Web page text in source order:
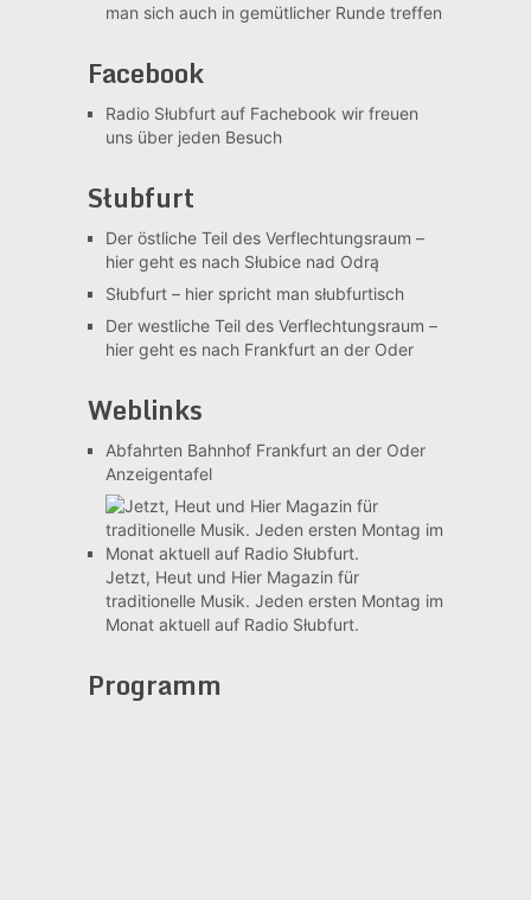
man sich auch in gemütlicher Runde treffen
Facebook
Radio Słubfurt auf Fachebook wir freuen
uns über jeden Besuch
Słubfurt
Der östliche Teil des Verflechtungsraum –
hier geht es nach Słubice nad Odrą
Słubfurt –hier spricht man słubfurtisch
Der westliche Teil des Verflechtungsraum –
hier geht es nach Frankfurt an der Oder
Weblinks
Abfahrten Bahnhof Frankfurt an der Oder
Anzeigentafel
Jetzt, Heut und HierMagazin für
traditionelle Musik. Jeden ersten Montag im
Monat aktuell auf Radio Słubfurt.
Programm